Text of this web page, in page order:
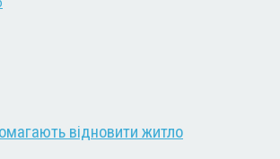
відновити житло